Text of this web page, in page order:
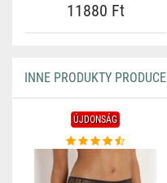
11880 Ft
INNE PRODUKTY
ÚJDONSÁG